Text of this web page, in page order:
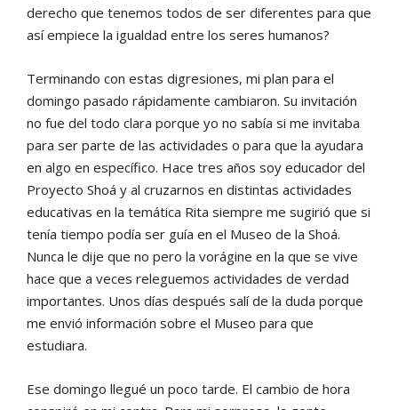
derecho que tenemos todos de ser diferentes para que
así empiece la igualdad entre los seres humanos?
Terminando con estas digresiones, mi plan para el
domingo pasado rápidamente cambiaron. Su invitación
no fue del todo clara porque yo no sabía si me invitaba
para ser parte de las actividades o para que la ayudara
en algo en específico. Hace tres años soy educador del
Proyecto Shoá y al cruzarnos en distintas actividades
educativas en la temática Rita siempre me sugirió que si
tenía tiempo podía ser guía en el Museo de la Shoá.
Nunca le dije que no pero la vorágine en la que se vive
hace que a veces releguemos actividades de verdad
importantes. Unos días después salí de la duda porque
me envió información sobre el Museo para que
estudiara.
Ese domingo llegué un poco tarde. El cambio de hora